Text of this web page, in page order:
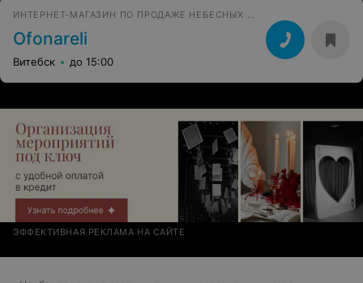
ИНТЕРНЕТ-МАГАЗИН ПО ПРОДАЖЕ НЕБЕСНЫХ ФОНАРИКОВ
Ofonareli
Витебск до 15:00
ЭФФЕКТИВНАЯ РЕКЛАМА НА САЙТЕ